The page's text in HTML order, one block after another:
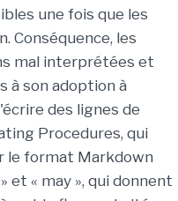
une fois que les
Conséquence, les
mal interprétées et
à son adoption à
des lignes de
Procedures, qui
le format Markdown
et « may », qui donnent